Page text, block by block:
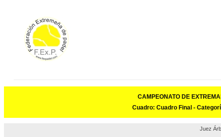
CAMPEONATO DE
Cuadro: Cuadro Final -
Juez